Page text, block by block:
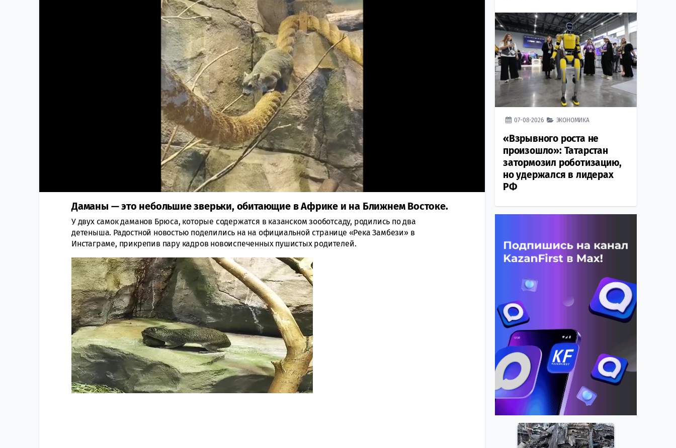
Даманы — это небольшие зверьки, обитающие в Африке и на Ближнем Востоке.
У двух самок даманов Брюса, которые содержатся в казанском зооботсаду, родились по два
детеныша. Радостной новостью поделились на на официальной странице «Река Замбези» в
Инстаграме, прикрепив пару кадров новоиспеченных пушистых родителей.
07-08-2026 ЭКОНОМИКА
«Взрывного роста не
произошло»: Татарстан
затормозил роботизацию,
но удержался в лидерах
РФ